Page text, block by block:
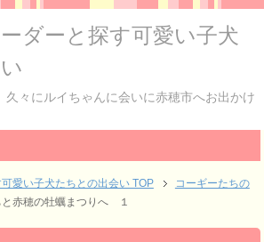
ダーと探す可愛い子犬
久々にルイちゃんに会いに赤穂市へお出かけ
愛い子犬たちとの出会い TOP
コーギーたちの
と赤穂の牡蠣まつりへ １